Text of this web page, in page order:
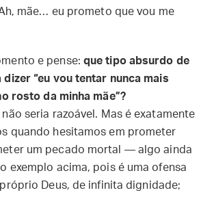
mãe… eu prometo que vou me
e pense: que tipo absurdo de
“eu vou tentar nunca mais
rosto da minha mãe”?
seria razoável. Mas é exatamente
quando hesitamos em prometer
um pecado mortal — algo ainda
exemplo acima, pois é uma ofensa
Deus, de infinita dignidade;